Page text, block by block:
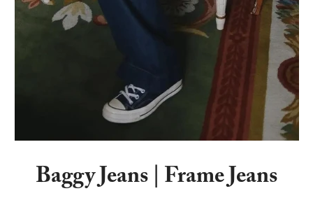
Baggy Jeans | Frame Jeans